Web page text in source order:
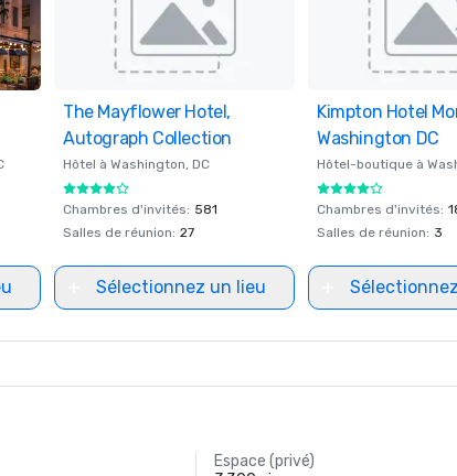
Removed from favorites
The Mayflower Hotel,
Autograph Collection
Hôtel à Washington, DC
Chambres d'invités: 581
Salles de réunion: 27
Sélectionnez un lieu
Removed from
Kimpton Hotel
Washington DC
Hôtel-boutique à
Chambres d'invités:
Salles de réunion: 3
Sélectionnez
Espace (privé)